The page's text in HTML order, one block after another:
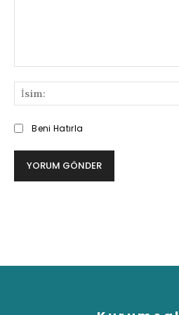
ve
Deneyimlerinizi
Beni Hatırla